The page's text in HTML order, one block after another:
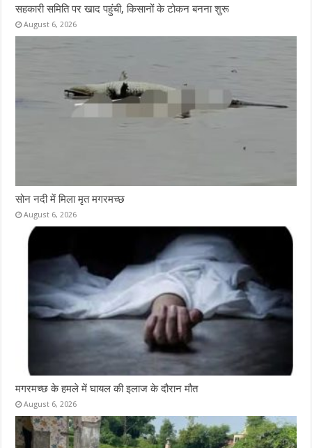
सहकारी समिति पर खाद पहुंची, किसानों के टोकन बनना शुरू
August 6, 2026
सोन नदी में मिला मृत मगरमच्छ
August 6, 2026
मगरमच्छ के हमले में घायल की इलाज के दौरान मौत
August 6, 2026